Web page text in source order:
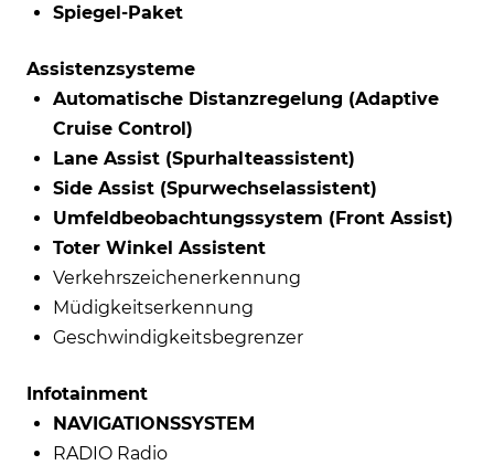
Spiegel-Paket
Assistenzsysteme
Automatische Distanzregelung (Adaptive
Cruise Control)
Lane Assist (Spurhalteassistent)
Side Assist (Spurwechselassistent)
Umfeldbeobachtungssystem (Front Assist)
Toter Winkel Assistent
Verkehrszeichenerkennung
Müdigkeitserkennung
Geschwindigkeitsbegrenzer
Infotainment
NAVIGATIONSSYSTEM
RADIO Radio